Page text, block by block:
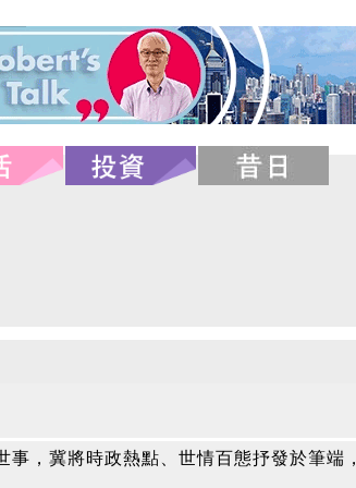
，冀將時政熱點、世情百態抒發於筆端，